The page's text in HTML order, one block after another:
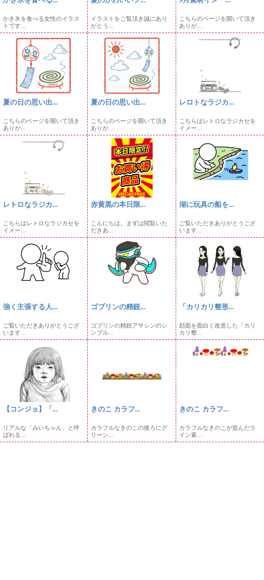
かき氷を食べる女性のイラス
トです...
イラストをご覧頂き誠にあり
がとう...
こちらのページを開いて頂き
ありが...
夏の日の思い出...
こちらのページを開いて頂き
ありが...
夏の日の思い出...
こちらのページを開いて頂き
ありが...
レロトなラジカ...
こちらはレトロなラジカセを
イメー...
レトロなラジカ...
こちらはレトロなラジカセを
イメー...
赤黄黒の本日限...
こんにちは。まずは閲覧いた
だきあ...
湖に玩具の船を...
ご覧いただきありがとうござ
います...
強く主張する人...
ご覧いただきありがとうござ
います...
ゴブリンの精鋭...
ゴブリンの精鋭アサシンのシ
ンプル...
「カリカリ整形...
顔面を面白く改造した「カリ
カリ整...
【コンジョ】「...
リアルな「みいちゃん」と呼
ばれる...
きのこ カラフ...
カラフルなきのこの後ろにグ
リーン...
きのこ カラフ...
カラフルなきのこが並んだラ
イン素...